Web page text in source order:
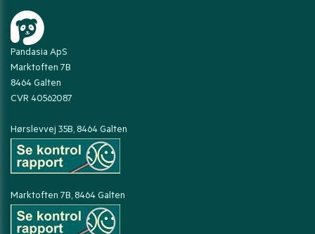
Pandasia ApS
Marktoften 7B
8464 Galten
CVR 40562087
Hørslevvej 35B, 8464 Galten
Marktoften 7B, 8464 Galten